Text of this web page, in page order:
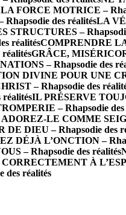
FORCE MOTRICE –
des réalitésLA
STRUCTURES –
réalitésCOMPRENDRE
GRÂCE,
– Rhapsodie des
DIVINE POUR UNE
– Rhapsodie des
IL PRÉSERVE
– Rhapsodie des
LE COMME
DIEU – Rhapsodie des
DÉJÀ L’ONCTION –
– Rhapsodie des réalités
À
réalités